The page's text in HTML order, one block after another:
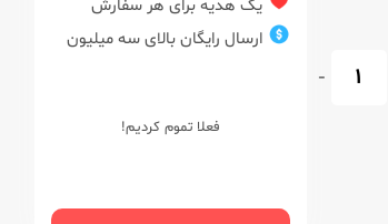
-
یک هدیه برای هر سفارش
ارسال رایگان بالای سه میلیون
فعلا تموم کردیم!